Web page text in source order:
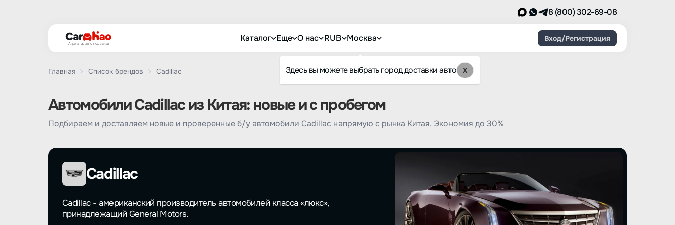
8 (800) 302-69-08
Агрегатор авто под заказ
Каталог Еще О нас RUB Москва
Здесь вы можете выбрать город доставки авто X
Вход/Регистрация
Главная Список брендов Cadillac
Автомобили Cadillac из Китая: новые и с пробегом
Подбираем и доставляем новые и проверенные б/у автомобили Cadillac напрямую с рынка Китая. Экономия до 30%
Cadillac
Cadillac - американский производитель автомобилей класса «люкс»,
принадлежащий General Motors.